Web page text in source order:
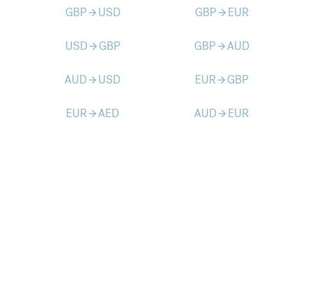
GBParrow_forward USD GBParrow_forward EUR
USDarrow_forward GBP GBParrow_forwardAUD
AUDarrow_forward USD EURarrow_forward GBP
EURarrow_forwardAED AUDarrow_forward EUR